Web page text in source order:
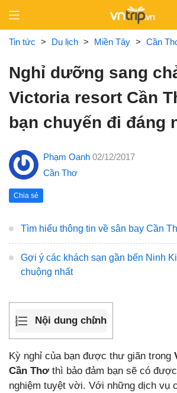
content
Tin tức > Du lịch > Miền Tây > Cần
Nghỉ dưỡng sang
Victoria resort Cần
bạn chuyến đi đáng
Phạm Oanh 02/12/2017
Cần Thơ
Chia sẻ
Tìm hiểu thông tin về sân bay Cần
Gợi ý các khách sạn gần bến Ninh
chuộng nhất
Nội dung chính
Kỳ nghỉ của bạn được thư giãn trong
Cần Thơ thì bảo đảm bạn sẽ có
nghiệm tuyệt vời. Với những dịch vụ